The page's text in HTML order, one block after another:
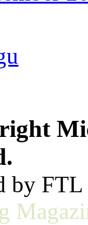
by FTL